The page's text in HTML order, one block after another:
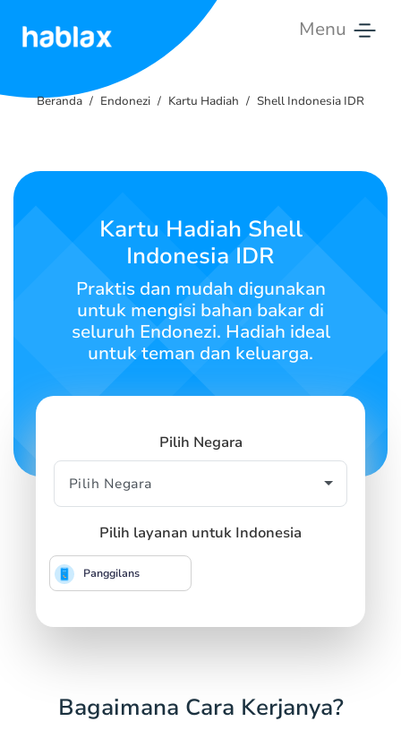
Menu
Tarif
Hubungi
Kami
Bahasa Indonesia
SIGN UP
Beranda Endonezi Kartu Hadiah Shell Indonesia IDR
Kartu Hadiah Shell
Indonesia IDR
Praktis dan mudah digunakan
untuk mengisi bahan bakar di
seluruh Endonezi. Hadiah ideal
untuk teman dan keluarga.
Pilih Negara
Pilih layanan untuk Indonesia
Panggilans
Bagaimana Cara Kerjanya?